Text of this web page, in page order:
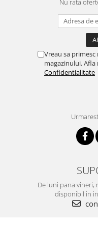
mentine la nivelul pielii
formarea altor cruste/
porii eliberandu-i si are un
antiinflamator
antimicrobian
antibacterian
(substantele organice
vedere acest lucru,
salicilic are puterea de a
nivelul pielii, actionand
exfoliere usoara, deloc
sale, acidul salicilic poate
Acidul Glicolic
Vreau sa
magazinului.
Confidentialitate
De luni pana vineri,
disponibil in